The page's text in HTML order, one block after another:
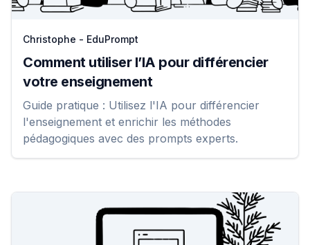
Christophe - EduPrompt
Comment utiliser l’IA pour différencier
votre enseignement
Guide pratique : Utilisez l'IA pour différencier
l'enseignement et enrichir les méthodes
pédagogiques avec des prompts experts.